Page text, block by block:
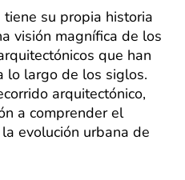
su propia historia
visión magnífica de los
que han
lo largo de los siglos.
arquitectónico,
a comprender el
evolución urbana de